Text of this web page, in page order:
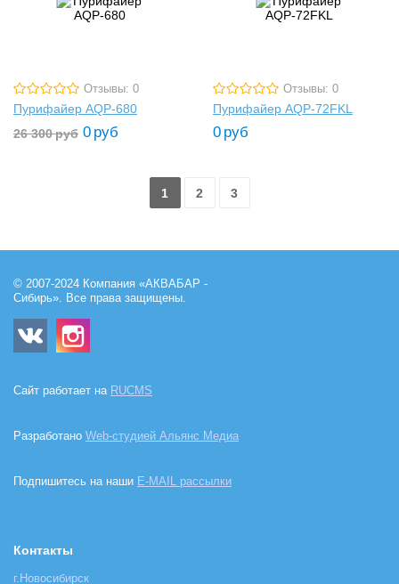
Отзывы: 0
Пурифайер AQP-680
26 300руб 0 руб
Отзывы: 0
Пурифайер AQP-72FKL
0 руб
1 2 3
© 2007-2024 Компания «АКВАБАР -
Сибирь». Все права защищены.
Сайт работает на RUCMS
Разработано Web-студией Альянс Медиа
Подпишитесь на наши E-MAIL рассылки
Контакты
г.Новосибирск